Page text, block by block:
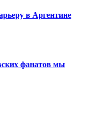
в Аргентине
фанатов мы